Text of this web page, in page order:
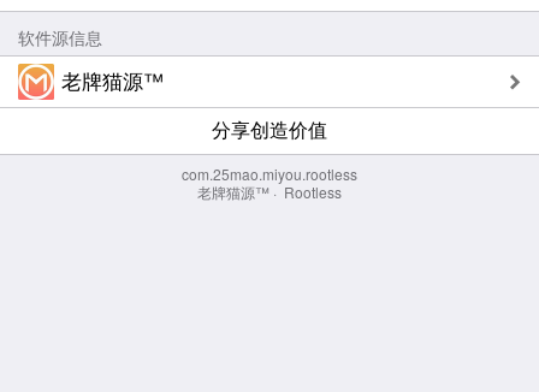
软件源信息
老牌猫源™
分享创造价值
com.25mao.miyou.rootless
老牌猫源™ · Rootless